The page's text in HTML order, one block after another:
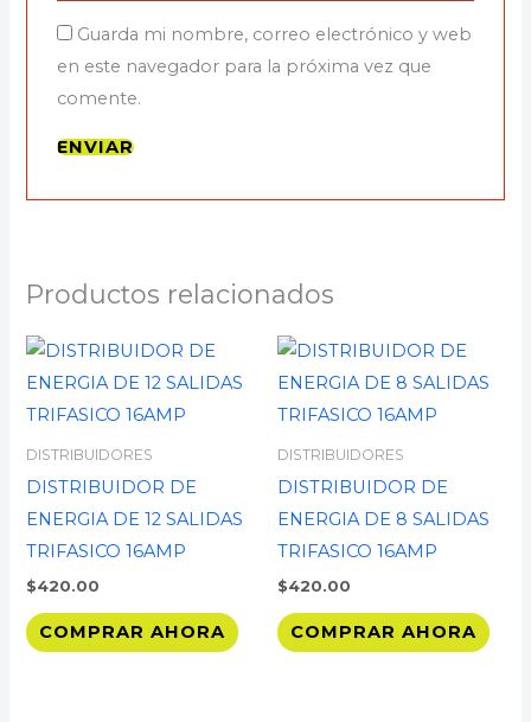
Guarda mi nombre, correo electrónico y web
en este navegador para la próxima vez que
comente.
Productos relacionados
DISTRIBUIDORES
DISTRIBUIDOR DE
ENERGIA DE 12 SALIDAS
TRIFASICO 16AMP
$420.00
COMPRAR AHORA
DISTRIBUIDORES
DISTRIBUIDOR DE
ENERGIA DE 8 SALIDAS
TRIFASICO 16AMP
$420.00
COMPRAR AHORA